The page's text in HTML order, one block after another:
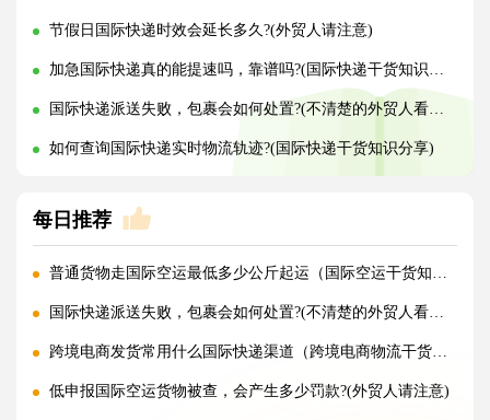
节假日国际快递时效会延长多久?(外贸人请注意)
加急国际快递真的能提速吗，靠谱吗?(国际快递干货知识分享)
国际快递派送失败，包裹会如何处置?(不清楚的外贸人看过来)
如何查询国际快递实时物流轨迹?(国际快递干货知识分享)
每日推荐
普通货物走国际空运最低多少公斤起运（国际空运干货知识分享）
国际快递派送失败，包裹会如何处置?(不清楚的外贸人看过来)
跨境电商发货常用什么国际快递渠道（跨境电商物流干货知识分享）
低申报国际空运货物被查，会产生多少罚款?(外贸人请注意)